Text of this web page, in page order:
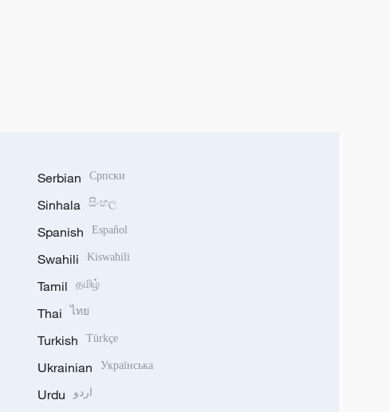
Serbian Српски
Sinhala සිංහල
Spanish Español
Swahili Kiswahili
Tamil தமிழ்
Thai ไทย
Turkish Türkçe
Ukrainian Українська
Urdu اردو